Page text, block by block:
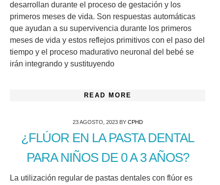
desarrollan durante el proceso de gestación y los
primeros meses de vida. Son respuestas automáticas
que ayudan a su supervivencia durante los primeros
meses de vida y estos reflejos primitivos con el paso del
tiempo y el proceso madurativo neuronal del bebé se
irán integrando y sustituyendo
READ MORE
23 AGOSTO, 2023BY CPHD
¿FLÚOR EN LA PASTA DENTAL
PARA NIÑOS DE 0 A 3 AÑOS?
La utilización regular de pastas dentales con flúor es